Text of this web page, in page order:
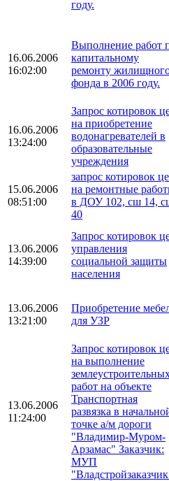
году.
16.06.2006
16:02:00
Выполнение работ
капитальному
ремонту
фонда в 2006 году.
16.06.2006
13:24:00
Запрос котировок
на приобретение
водонагревателей в
образовательные
учреждения
15.06.2006
08:51:00
запрос котировок
на ремонтные
в ДОУ 102, сш 14,
40
13.06.2006
14:39:00
Запрос котировок
управления
социальной защиты
населения
13.06.2006
13:21:00
Приобретение
для УЗР
13.06.2006
11:24:00
Запрос котировок
на выполнение
работ на объекте
Транспортная
развязка в
точке а/м дороги
"Владимир-Муром-
Арзамас" Заказчик:
МУП